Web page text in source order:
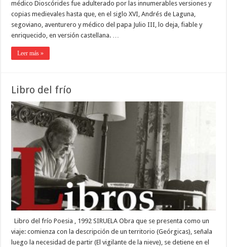
médico Dioscórides fue adulterado por las innumerables versiones y
copias medievales hasta que, en el siglo XVI, Andrés de Laguna,
segoviano, aventurero y médico del papa Julio III, lo deja, fiable y
enriquecido, en versión castellana. …
Leer más »
Libro del frío
Libro del frío Poesia , 1992 SIRUELA Obra que se presenta como un
viaje: comienza con la descripción de un territorio (Geórgicas), señala
luego la necesidad de partir (El vigilante de la nieve), se detiene en el